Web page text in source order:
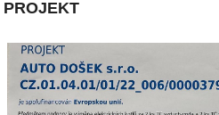
PROJEKT